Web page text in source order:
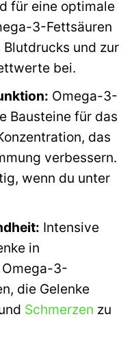
für eine optimale
3-Fettsäuren
und zur
bei.
Omega-3-
Bausteine für das
das
verbessern.
wenn du unter
Intensive
in
3-
die Gelenke
Schmerzen zu